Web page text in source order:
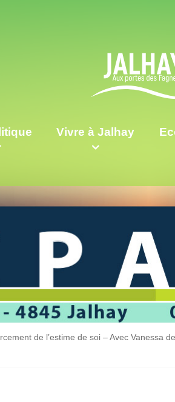
Vivre à Jalhay
de l’estime de soi – Avec Vanessa